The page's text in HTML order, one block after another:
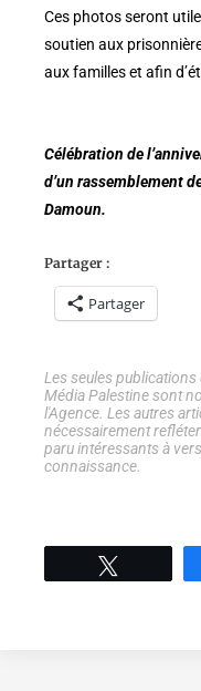
Ces photos seront
soutien aux
aux familles et afin
Célébration de
d’un rassemblement
Damoun.
Partager :
Partager
Les seules
Média Palestine sont
l'Agence. Les autres
nécessairement
paru intéressants à
connaissance.